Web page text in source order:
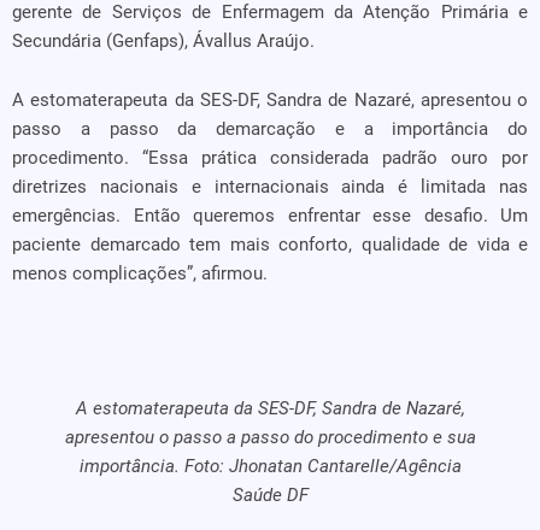
gerente de Serviços de Enfermagem da Atenção Primária e
Secundária (Genfaps), Ávallus Araújo.
A estomaterapeuta da SES-DF, Sandra de Nazaré, apresentou o
passo a passo da demarcação e a importância do
procedimento. “Essa prática considerada padrão ouro por
diretrizes nacionais e internacionais ainda é limitada nas
emergências. Então queremos enfrentar esse desafio. Um
paciente demarcado tem mais conforto, qualidade de vida e
menos complicações”, afirmou.
A estomaterapeuta da SES-DF, Sandra de Nazaré,
apresentou o passo a passo do procedimento e sua
importância. Foto: Jhonatan Cantarelle/Agência
Saúde DF